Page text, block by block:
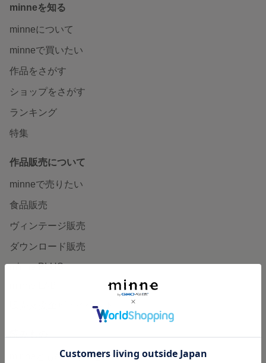
minneを知る
minneについて
minneで買いたい
作品をさがす
ショップをさがす
ランキング
特集
作品販売について
minneで売りたい
食品販売
ヴィンテージ販売
ダウンロード販売
minne PLUS
販売支援企画・イベント
minneとものづくりと